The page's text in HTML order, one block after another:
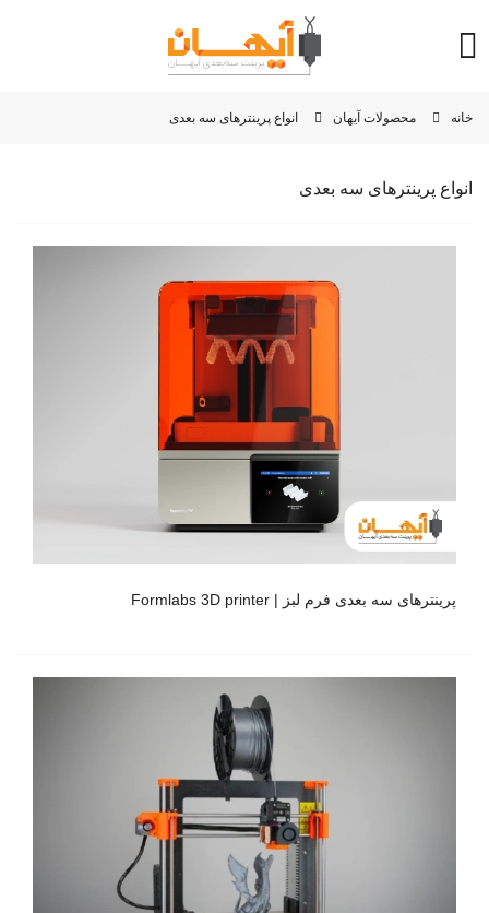
خانه محصولات آیهان انواع پرینترهای سه بعدی
انواع پرینترهای سه بعدی
پرینترهای سه بعدی فرم لبز | Formlabs 3D printer